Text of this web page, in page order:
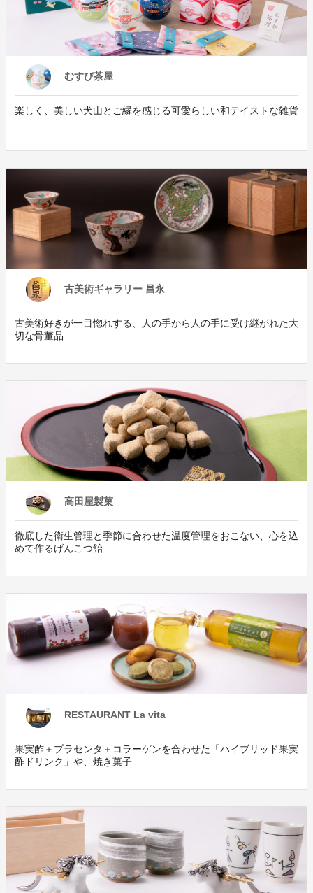
むすび茶屋
楽しく、美しい犬山とご縁を感じる可愛らしい和テイストな雑貨
古美術ギャラリー 昌永
古美術好きが一目惚れする、人の手から人の手に受け継がれた大
切な骨董品
高田屋製菓
徹底した衛生管理と季節に合わせた温度管理をおこない、心を込
めて作るげんこつ飴
RESTAURANT La vita
果実酢＋プラセンタ＋コラーゲンを合わせた「ハイブリッド果実
酢ドリンク」や、焼き菓子